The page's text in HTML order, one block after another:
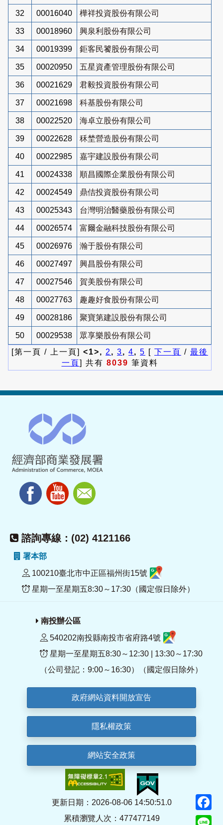
32 00016040 樺祥投資股份有限公司
33 00018960 興泉利股份有限公司
34 00019399 鉅客民饕股份有限公司
35 00020950 五星資產管理股份有限公司
36 00021629 君毅投資股份有限公司
37 00021698 科基股份有限公司
38 00022520 海卓立股份有限公司
39 00022628 秝埜營造股份有限公司
40 00022985 嘉宇建設股份有限公司
41 00024338 順昌國際企業股份有限公司
42 00024549 鼎佶投資股份有限公司
43 00025343 台灣明治醫藥股份有限公司
44 00026574 富爾金融科技股份有限公司
45 00026976 瀚于股份有限公司
46 00027497 興昌股份有限公司
47 00027546 賀美股份有限公司
48 00027763 趣趣好食股份有限公司
49 00028186 聚寶第建設股份有限公司
50 00029538
眾享樂股份有限公司
[第一頁 / 上一頁] <1>, 2 , 3, 4, 5 [ 下一頁 / 最後
一頁] 共有 8039 筆資料
諮詢專線：(02) 4121166
署本部
100210臺北市中正區福州街15號
星期一至星期五8:30～17:30（國定假日除外）
南投辦公區
540202南投縣南投市省府路4號
星期一至星期五8:30～12:30 | 13:30～17:30
（公司登記：9:00～16:30）（國定假日除外）
政府網站資料開放宣告
隱私權政策
網站安全政策
更新日期：2026-08-06 14:50:51.0
累積瀏覽人次：477477149